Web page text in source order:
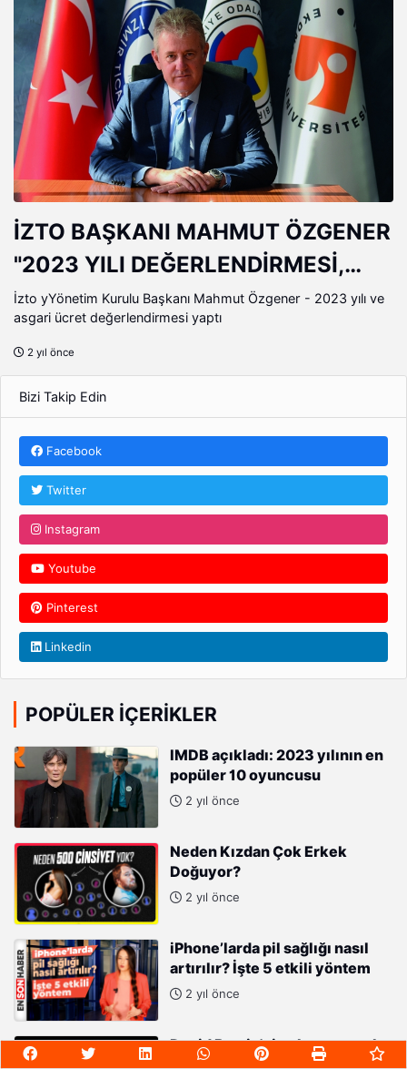
İZTO BAŞKANI MAHMUT ÖZGENER
"2023 YILI DEĞERLENDİRMESİ,
2024 BEKLENTİLERİ"
İzto yYönetim Kurulu Başkanı Mahmut Özgener - 2023 yılı ve
asgari ücret değerlendirmesi yaptı
2 yıl önce
Bizi Takip Edin
Facebook
Twitter
Instagram
Youtube
Pinterest
Linkedin
POPÜLER İÇERIKLER
IMDB açıkladı: 2023 yılının en
popüler 10 oyuncusu
2 yıl önce
Neden Kızdan Çok Erkek
Doğuyor?
2 yıl önce
iPhone’larda pil sağlığı nasıl
artırılır? İşte 5 etkili yöntem
2 yıl önce
David Bowie'nin el yazısı şarkı
sözü 126 bin dolara satışa